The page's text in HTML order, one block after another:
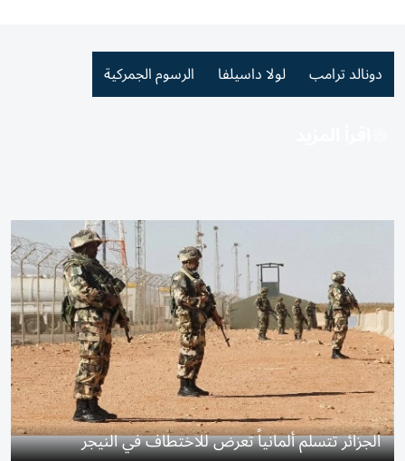
دونالد ترامب لولا داسيلفا الرسوم الجمركية
الجزائر تتسلم ألمانياً تعرض للاختطاف في النيجر